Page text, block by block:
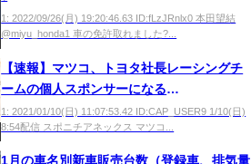
1: 2022/09/26(月) 19:20:46.63 ID:fLzJRnlx0 本田望結
@miyu_honda1 車の免許取れました?...
【速報】マツコ、トヨタ社長レーシングチ
ームの個人スポンサーになる
wwwwwwwwwww
1: 2021/01/10(日) 11:07:53.42 ID:CAP_USER9 1/10(日)
8:54配信 スポニチアネックス マツコ...
1月の車名別新車販売台数（登録車、排気量